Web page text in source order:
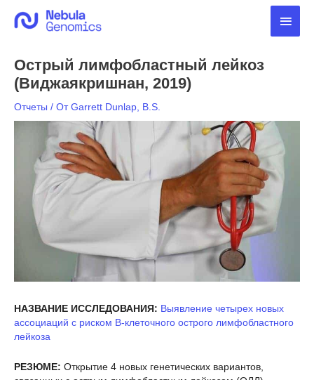
содержимому
Острый лимфобластный лейкоз
(Виджаякришнан, 2019)
Отчеты / ОтGarrett Dunlap, B.S.
НАЗВАНИЕ ИССЛЕДОВАНИЯ: Выявление четырех новых
ассоциаций с риском В-клеточного острого лимфобластного
лейкоза
РЕЗЮМЕ: Открытие 4 новых генетических вариантов,